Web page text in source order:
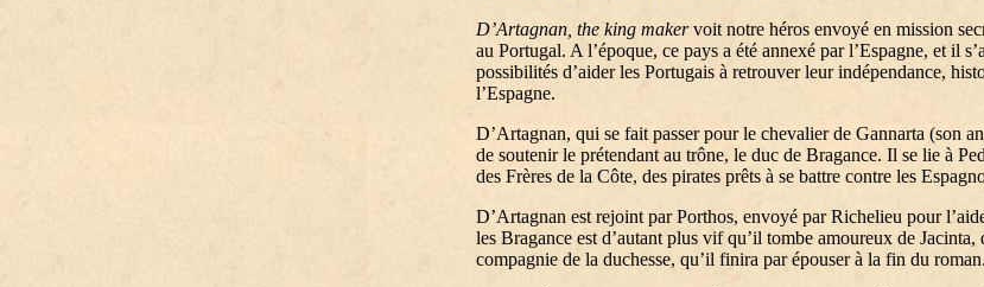
D’Artagnan, the king makervoit notre héros envoyé en mission
au Portugal. A l’époque, ce pays a été annexé par l’Espagne, et il
possibilités d’aider les Portugais à retrouver leur indépendance,
l’Espagne.
D’Artagnan, qui se fait passer pour le chevalier de Gannarta (son
de soutenir le prétendant au trône, le duc de Bragance. Il se lie à
des Frères de la Côte, des pirates prêts à se battre contre les
D’Artagnan est rejoint par Porthos, envoyé par Richelieu pour
les Bragance est d’autant plus vif qu’il tombe amoureux de Jacinta,
compagnie de la duchesse, qu’il finira par épouser à la fin du roman.